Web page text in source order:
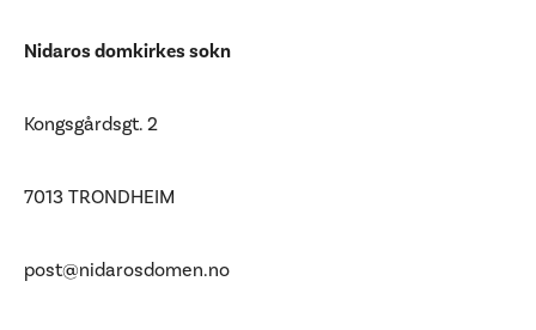
Nidaros domkirkes sokn
Kongsgårdsgt. 2
7013 TRONDHEIM
post@nidarosdomen.no